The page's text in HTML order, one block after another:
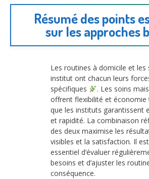
Résumé des points
sur les approches
Les routines à domicile et les
institut ont chacun leurs
spécifiques
. Les soins
offrent flexibilité et économie
que les instituts garantissent
et rapidité. La combinaison
des deux maximise les
visibles et la satisfaction. Il est
essentiel d’évaluer
besoins et d’ajuster les
conséquence.